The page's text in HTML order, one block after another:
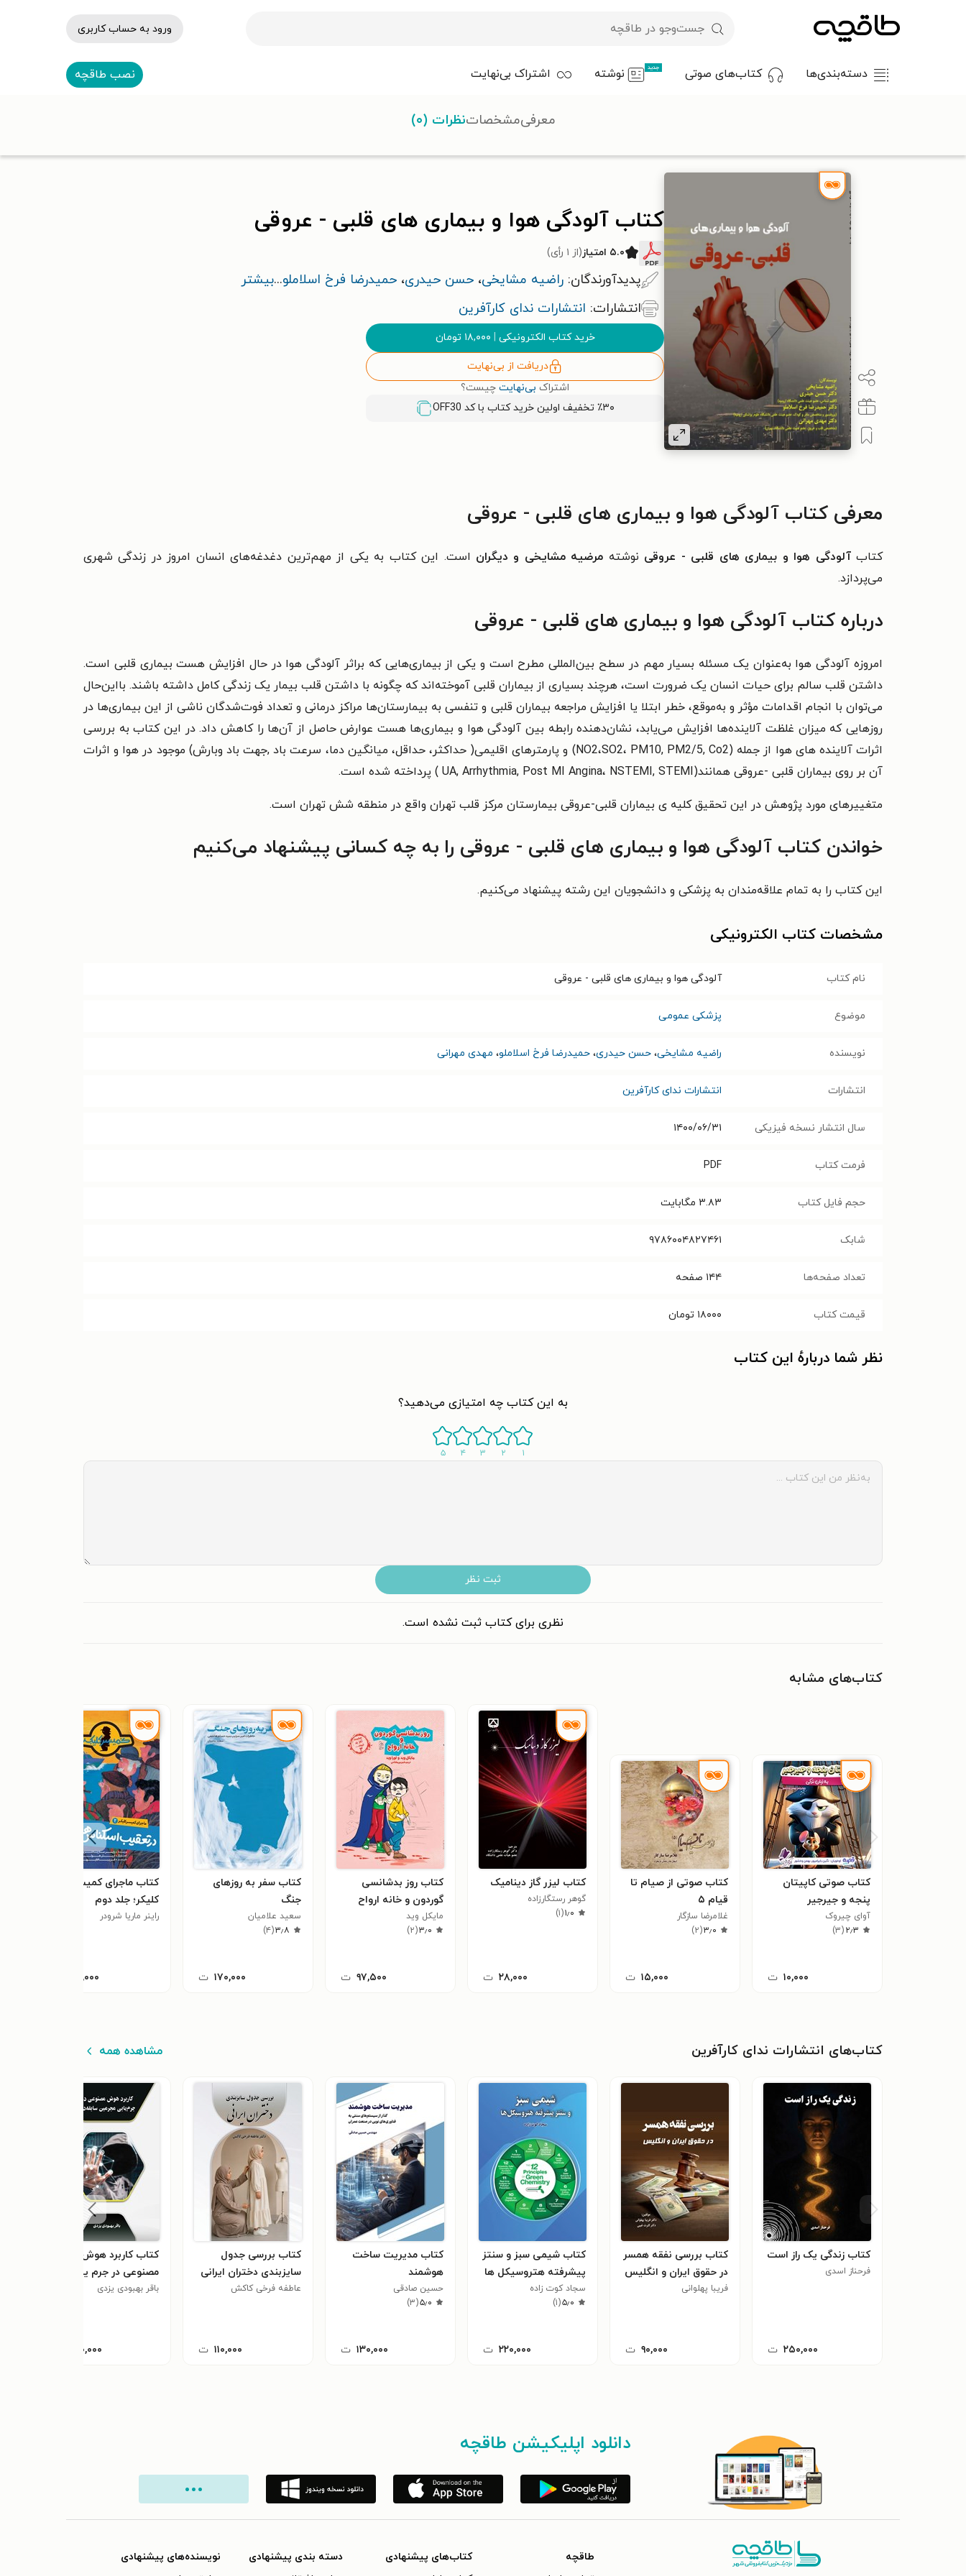
ورود به حساب کاربری
دسته‌بندی‌ها کتاب‌های صوتی جدید نوشته اشتراک بی‌نهایت نصب طاقچه
کتاب آلودگی هوا و بیماری های قلبی - عروقی
۵.۰ امتیاز (از ۱ رأی)
پدیدآورندگان: راضیه مشایخی، حسن حیدری، حمیدرضا فرخ اسلاملو...بیشتر
انتشارات: انتشارات ندای کارآفرین
خرید کتاب الکترونیکی ۱۸,۰۰۰ تومان
دریافت از بی‌نهایت
اشتراک بی‌نهایت چیست؟
٪۳۰ تخفیف اولین خرید کتاب با کد
OFF30
معرفیمشخصاتنظرات (۰)
معرفی کتاب آلودگی هوا و بیماری های قلبی - عروقی
کتابآلودگی هوا و بیماری های قلبی - عروقی نوشته مرضیه مشایخی و دیگران است. این کتاب به یکی از مهم‌ترین دغدغه‌های انسان امروز در زندگی شهری
می‌پردازد.
درباره کتاب آلودگی هوا و بیماری های قلبی - عروقی
امروزه آلودگی هوا به‌عنوان یک مسئله بسیار مهم در سطح بین‌المللی مطرح است و یکی از بیماری‌هایی که براثر آلودگی هوا در حال افزایش هست بیماری قلبی است.
داشتن قلب سالم برای حیات انسان یک ضرورت است، هرچند بسیاری از بیماران قلبی آموخته‌اند که چگونه با داشتن قلب بیمار یک زندگی کامل داشته باشند. بااین‌حال
می‌توان با انجام اقدامات مؤثر و به‌موقع، خطر ابتلا یا افزایش مراجعه بیماران قلبی و تنفسی به بیمارستان‌ها مراکز درمانی و تعداد فوت‌شدگان ناشی از این بیماری‌ها در
روزهایی که میزان غلظت آلاینده‌ها افزایش می‌یابد، نشان‌دهنده رابطه بین آلودگی هوا و بیماری‌ها هست عوارض حاصل از آن‌ها را کاهش داد. در این کتاب به بررسی
اثرات آلاینده های هوا از جمله (NO2،SO2، PM10, PM2/5, Co2) و پارمترهای اقلیمی( حداکثر، حداقل، میانگین دما، سرعت باد ,جهت باد وبارش) موجود در هوا و اثرات
آن بر روی بیماران قلبی -عروقی همانند(UA, Arrhythmia, Post MI Angina، NSTEMI, STEMI ) پرداخته شده است.
متغییرهای مورد پژوهش در این تحقیق کلیه ی بیماران قلبی-عروقی بیمارستان مرکز قلب تهران واقع در منطقه شش تهران است.
خواندن کتاب آلودگی هوا و بیماری های قلبی - عروقی را به چه کسانی پیشنهاد می‌کنیم
این کتاب را به تمام علاقه‌مندان به پزشکی و دانشجویان این رشته پیشنهاد می‌کنیم.
مشخصات کتاب الکترونیکی
نام کتاب آلودگی هوا و بیماری های قلبی - عروقی
موضوع پزشکی عمومی
نویسنده راضیه مشایخی، حسن حیدری، حمیدرضا فرخ اسلاملو، مهدی مهرانی
انتشارات انتشارات ندای کارآفرین
سال انتشار نسخه فیزیکی ۱۴۰۰/۰۶/۳۱
فرمت کتاب PDF
حجم فایل کتاب ۳.۸۳ مگابایت
شابک ۹۷۸۶۰۰۴۸۲۷۴۶۱
تعداد صفحه‌ها ۱۴۴ صفحه
قیمت کتاب ۱۸۰۰۰ تومان
نظر شما دربارهٔ این کتاب
به این کتاب چه امتیازی می‌دهید؟
۱ ۲ ۳ ۴ ۵
ثبت نظر
نظری برای کتاب ثبت نشده است.
کتاب‌های مشابه
کتاب صوتی کاپیتان
پنجه و جیرجیر
آوای چیروک
۲٫۳(۳)
۱۰,۰۰۰ ت
کتاب صوتی از صیام تا
قیام ۵
غلامرضا سازگار
۳٫۰(۲)
۱۵,۰۰۰ ت
کتاب لیزر گاز دینامیک
گوهر رستگارزاده
۱٫۰(۱)
۲۸,۰۰۰ ت
کتاب روز بدشانسی
گوردون و خانه ارواح
مایکل وید
۳٫۰(۲)
۹۷,۵۰۰ ت
کتاب سفر به روزهای
جنگ
سعید علامیان
۳٫۸(۴)
۱۷۰,۰۰۰ ت
کتاب ماجرای کمیسر
کلیکر؛ جلد دوم
راینر ماریا شرودر
۲۰,۰۰۰
کتاب‌های انتشارات ندای کارآفرین مشاهده همه
کتاب زندگی یک راز است
فرحناز اسدی
۲۵۰,۰۰۰ ت
کتاب بررسی نفقه همسر
در حقوق ایران و انگلیس
فریبا پهلوانی
۹۰,۰۰۰ ت
کتاب شیمی سبز و سنتز
پیشرفته هتروسیکل ها
سجاد کوت زاده
۵٫۰(۱)
۲۲۰,۰۰۰ ت
کتاب مدیریت ساخت
هوشمند
حسین صادقی
۵٫۰(۳)
۱۳۰,۰۰۰ ت
کتاب بررسی جدول
سایزبندی دختران ایرانی
عاطفه فرخی کاکش
۱۱۰,۰۰۰ ت
کتاب کاربرد هوش
مصنوعی در جرم یابی
مجرمین سابقه دار
باقر بهبودی یزدی
۱۲۰,۰۰۰
دانلود اپلیکیشن طاقچه
طاقچه
کتاب‌های پیشنهادی
دسته بندی پیشنهادی
نویسنده‌های پیشنهادی